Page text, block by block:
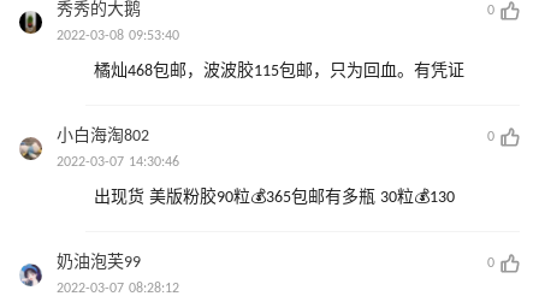
秀秀的大鹅
0
2022-03-08 09:53:40
橘灿468包邮，波波胶115包邮，只为回血。有凭证
小白海淘802
0
2022-03-07 14:30:46
出现货 美版粉胶90粒💰365包邮有多瓶 30粒💰130
奶油泡芙99
0
2022-03-07 08:28:12